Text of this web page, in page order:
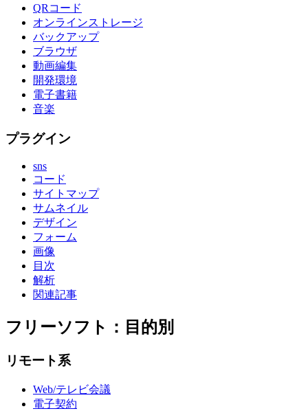
QRコード
オンラインストレージ
バックアップ
ブラウザ
動画編集
開発環境
電子書籍
音楽
プラグイン
sns
コード
サイトマップ
サムネイル
デザイン
フォーム
画像
目次
解析
関連記事
フリーソフト：目的別
リモート系
Web/テレビ会議
電子契約